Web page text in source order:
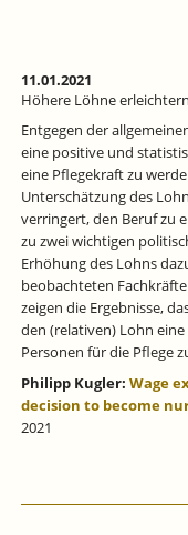
11.01.2021
Höhere Löhne
Entgegen der
eine positive und
eine Pflegekraft zu
Unterschätzung des
verringert, den Beruf zu
zu zwei wichtigen
Erhöhung des Lohns
beobachteten
zeigen die Ergebnisse,
den (relativen) Lohn
Personen für die Pflege
Philipp Kugler: Wage
decision to become
2021